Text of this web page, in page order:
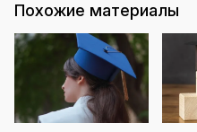
Похожие материалы